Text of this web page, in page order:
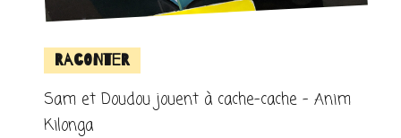
Raconter
Sam et Doudou jouent à cache-cache – Anim
Kilonga